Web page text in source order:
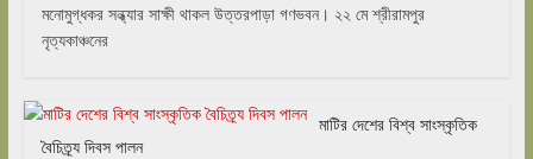
মনোমুগ্ধকর সন্ধ্যার সাক্ষী থাকল উত্তরপাড়া গণভবন। ২২ মে শ্রীরামপুর
নৃত্যকাঞ্চনের
মাটির দেশের বিশ্ব সাংস্কৃতিক
বৈচিত্র্য দিবস পালন